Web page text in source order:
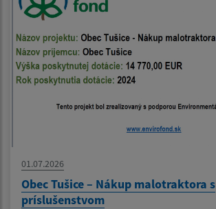
01.07.2026
Obec Tušice – Nákup malotraktora s
príslušenstvom